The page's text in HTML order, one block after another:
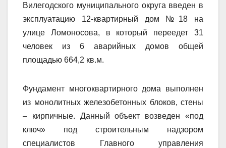
Вилегодского муниципального округа введен в
эксплуатацию 12-квартирный дом №18 на
улице Ломоносова, в который переедет 31
человек из 6 аварийных домов общей
площадью 664,2 кв.м.
Фундамент многоквартирного дома выполнен
из монолитных железобетонных блоков, стены
– кирпичные. Данный объект возведен «под
ключ» под строительным надзором
специалистов Главного управления